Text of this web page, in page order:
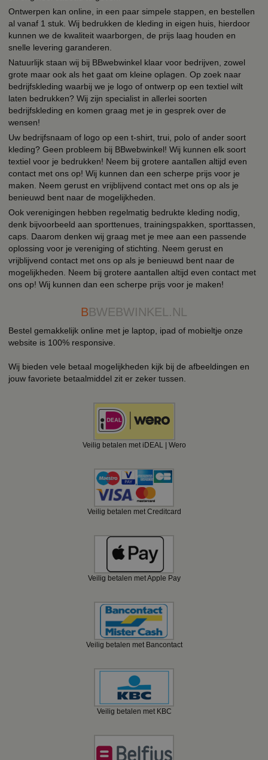
Ontwerpen kan online, in een paar simpele stappen, en bestellen
al vanaf 1 stuk. Wij bedrukken de kleding in eigen huis, hierdoor
kunnen we de kwaliteit waarborgen, de prijs laag houden en
snelle levering garanderen.
Natuurlijk staan wij bij BBwebwinkel klaar voor bedrijven, zowel
grote maar ook als het gaat om kleine oplagen. Op zoek naar
bedrijfskleding waarbij we je logo of ontwerp op een textiel wilt
laten bedrukken? Wij zijn specialist in allerlei soorten
bedrijfskleding en komen graag met je in gesprek over de
wensen!
Uw bedrijfsnaam of logo op een t-shirt, trui, polo of ander soort
kleding? Geen probleem bij BBwebwinkel! Wij kunnen elk soort
textiel voor je bedrukken! Neem bij grotere aantallen altijd even
contact met ons op! Wij kunnen dan een scherpe prijs voor je
maken. Neem gerust en vrijblijvend contact met ons op als je
benieuwd bent naar de mogelijkheden.
Ook verenigingen hebben regelmatig bedrukte kleding nodig,
denk bijvoorbeeld aan sporttenues, trainingspakken, sporttassen,
caps. Daarom denken wij graag met je mee aan een passende
oplossing voor je vereniging of stichting. Neem gerust en
vrijblijvend contact met ons op als je benieuwd bent naar de
mogelijkheden. Neem bij grotere aantallen altijd even contact met
ons op! Wij kunnen dan een scherpe prijs voor je maken!
BBWEBWINKEL.NL
Bestel gemakkelijk online met je laptop, ipad of mobieltje onze
website is 100% responsive.
Wij bieden vele betaal mogelijkheden kijk bij de afbeeldingen en
jouw favoriete betaalmiddel zit er zeker tussen.
Veilig betalen met iDEAL | Wero
Veilig betalen met Creditcard
Veilig betalen met Apple Pay
Veilig betalen met Bancontact
Veilig betalen met KBC